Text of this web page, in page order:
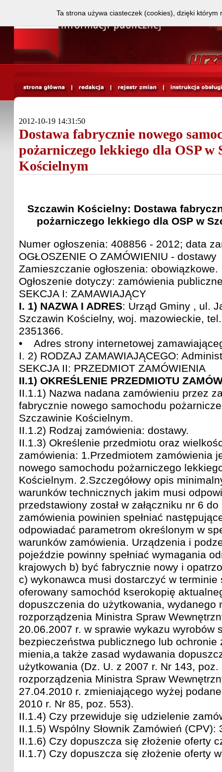
2012-10-19 14:31:50
Dostawa fabrycznie nowego
pożarniczego lekkiego dla OSP w
Kościelnym
Szczawin Kościelny: Dostawa
pożarniczego lekkiego dla OSP w
Numer ogłoszenia: 408856 - 2012; data
OGŁOSZENIE O ZAMÓWIENIU - dostawy
Zamieszczanie ogłoszenia: obowiązkowe.
Ogłoszenie dotyczy: zamówienia
SEKCJA I: ZAMAWIAJĄCY
I. 1) NAZWA I ADRES: Urząd Gminy , ul.
Szczawin Kościelny, woj. mazowieckie,
2351366.
• Adres strony internetowej
I. 2) RODZAJ ZAMAWIAJĄCEGO:
SEKCJA II: PRZEDMIOT ZAMÓWIENIA
II.1) OKREŚLENIE PRZEDMIOTU
II.1.1) Nazwa nadana zamówieniu przez
fabrycznie nowego samochodu
Szczawinie Kościelnym.
II.1.2) Rodzaj zamówienia: dostawy.
II.1.3) Określenie przedmiotu oraz
zamówienia: 1.Przedmiotem zamówienia
nowego samochodu pożarniczego
Kościelnym. 2.Szczegółowy opis
warunków technicznych jakim musi
przedstawiony został w załączniku nr 6
zamówienia powinien spełniać
odpowiadać parametrom określonym w
warunków zamówienia. Urządzenia i
pojeździe powinny spełniać wymagania
krajowych b) być fabrycznie nowy i
c) wykonawca musi dostarczyć w terminie
oferowany samochód kserokopię
dopuszczenia do użytkowania, wydanego
rozporządzenia Ministra Spraw
20.06.2007 r. w sprawie wykazu wyrobów
bezpieczeństwa publicznego lub ochronie
mienia,a także zasad wydawania
użytkowania (Dz. U. z 2007 r. Nr 143,
rozporządzenia Ministra Spraw
27.04.2010 r. zmieniającego wyżej
2010 r. Nr 85, poz. 553).
II.1.4) Czy przewiduje się udzielenie
II.1.5) Wspólny Słownik Zamówień (CPV):
II.1.6) Czy dopuszcza się złożenie oferty
II.1.7) Czy dopuszcza się złożenie oferty
Ta strona używa ciasteczek (cookies), dzięki którym